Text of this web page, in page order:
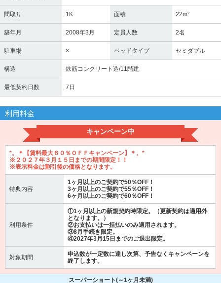
間取り 1K 面積 22m²
築年月 2008年3月 定員人数 2名
駐車場 × ベッドタイプ セミダブル
構造 鉄筋コンクリート造/11階建
最低契約日数 7日
利用料金
キャンペーン中
*。＊【賃料最大６０％ＯＦＦキャンペーン】＊。*
※２０２７年３月１５日までの期間限定！！
※表示料金は割引後の価格となります。
特典内容
1ヶ月以上のご契約で50％OFF！
3ヶ月以上のご契約で55％OFF！
6ヶ月以上のご契約で60％OFF！
利用条件
①1ヶ月以上の新規契約時限定。（更新契約は適用外
となります。）
②お支払いは一括払いのみ適用されます。
③8月手続き限定。
④2027年3月15日までのご退出限定。
対象期間
申込数が一定数に達し次第、予告なくキャンペーンを
終了します。
スーパーショート(～1ヶ月未満)